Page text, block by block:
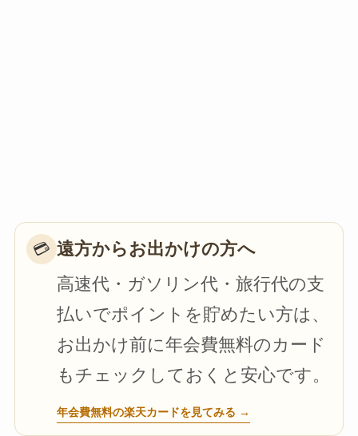
💳 遠方からお出かけの方へ
高速代・ガソリン代・旅行代の支
払いでポイントを貯めたい方は、
お出かけ前に年会費無料のカード
もチェックしておくと安心です。
年会費無料の楽天カードを見てみる